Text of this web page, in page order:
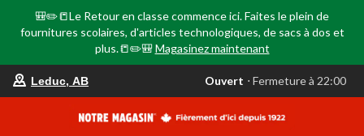
🎒✏️📒Le Retour en classe commence ici. Faites le plein de
fournitures scolaires, d'articles technologiques, de sacs à dos et
plus.📒✏️🎒 Magasinez maintenant
votre
est
Leduc, AB Ouvert ⋅ Fermeture à 22:00